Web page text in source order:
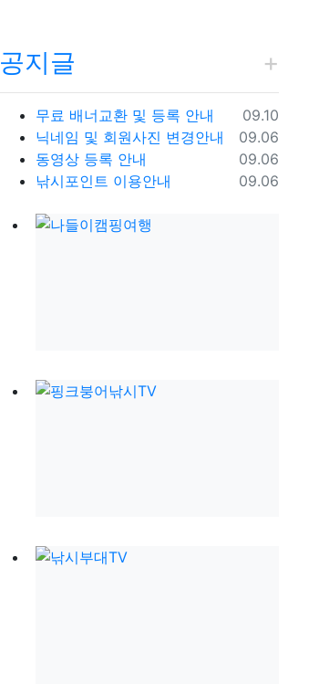
공지글
등록일
09.10
무료 배너교환 및 등록 안내
등록일
09.06
닉네임 및 회원사진 변경안내
등록일
09.06
동영상 등록 안내
등록일
09.06
낚시포인트 이용안내